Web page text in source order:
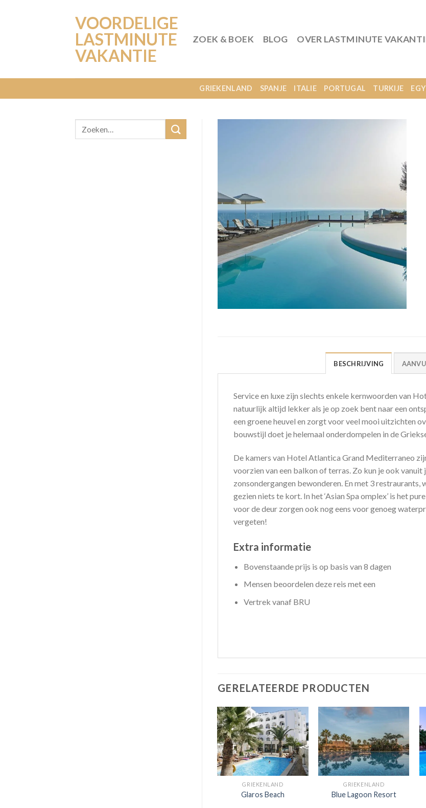
VOORDELIGE
LASTMINUTE
VAKANTIE
ZOEK & BOEK BLOG OVER LASTMINUTE
GRIEKENLAND SPANJE ITALIE PORTUGAL TURKIJE
BESCHRIJVING
Service en luxe zijn slechts enkele kernwoorden van
natuurlijk altijd lekker als je op zoek bent naar een
een groene heuvel en zorgt voor veel mooi uitzichten
bouwstijl doet je helemaal onderdompelen in de
De kamers van Hotel Atlantica Grand Mediterraneo
voorzien van een balkon of terras. Zo kun je ook vanuit
zonsondergangen bewonderen. En met 3
gezien niets te kort. In het ‘Asian Spa omplex’ is het
voor de deur zorgen ook nog eens voor genoeg
vergeten!
Extra informatie
Bovenstaande prijs is op basis van 8 dagen
Mensen beoordelen deze reis met een
Vertrek vanaf BRU
GERELATEERDE PRODUCTEN
GRIEKENLAND
Glaros Beach
GRIEKENLAND
Blue Lagoon Resort